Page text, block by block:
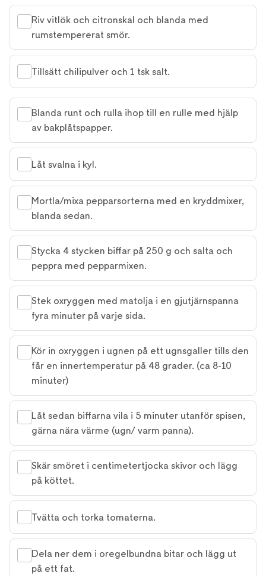
Riv vitlök och citronskal och blanda med
rumstempererat smör.
Tillsätt chilipulver och 1 tsk salt.
Blanda runt och rulla ihop till en rulle med hjälp
av bakplåtspapper.
Låt svalna i kyl.
Mortla/mixa pepparsorterna med en kryddmixer,
blanda sedan.
Stycka 4 stycken biffar på 250 g och salta och
peppra med pepparmixen.
Stek oxryggen med matolja i en gjutjärnspanna
fyra minuter på varje sida.
Kör in oxryggen i ugnen på ett ugnsgaller tills den
får en innertemperatur på 48 grader. (ca 8-10
minuter)
Låt sedan biffarna vila i 5 minuter utanför spisen,
gärna nära värme (ugn/ varm panna).
Skär smöret i centimetertjocka skivor och lägg
på köttet.
Tvätta och torka tomaterna.
Dela ner dem i oregelbundna bitar och lägg ut
på ett fat.